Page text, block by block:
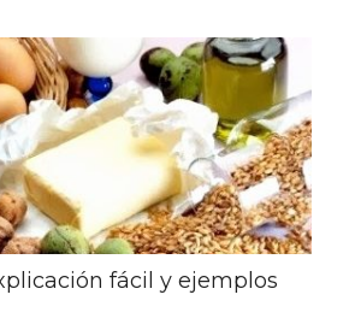
fácil y ejemplos